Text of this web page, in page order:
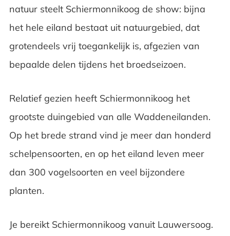
natuur steelt Schiermonnikoog de show: bijna
het hele eiland bestaat uit natuurgebied, dat
grotendeels vrij toegankelijk is, afgezien van
bepaalde delen tijdens het broedseizoen.
Relatief gezien heeft Schiermonnikoog het
grootste duingebied van alle Waddeneilanden.
Op het brede strand vind je meer dan honderd
schelpensoorten, en op het eiland leven meer
dan 300 vogelsoorten en veel bijzondere
planten.
Je bereikt Schiermonnikoog vanuit Lauwersoog.